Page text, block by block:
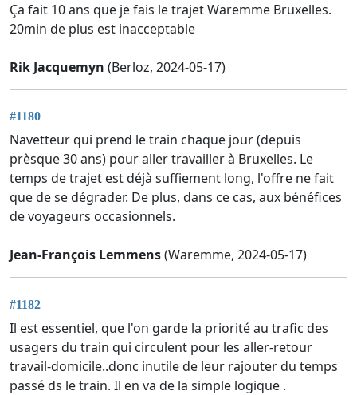
Ça fait 10 ans que je fais le trajet Waremme Bruxelles.
20min de plus est inacceptable
Rik Jacquemyn (Berloz, 2024-05-17)
#1180
Navetteur qui prend le train chaque jour (depuis
prèsque 30 ans) pour aller travailler à Bruxelles. Le
temps de trajet est déjà suffiement long, l'offre ne fait
que de se dégrader. De plus, dans ce cas, aux bénéfices
de voyageurs occasionnels.
Jean-François Lemmens(Waremme, 2024-05-17)
#1182
Il est essentiel, que l'on garde la priorité au trafic des
usagers du train qui circulent pour les aller-retour
travail-domicile..donc inutile de leur rajouter du temps
passé ds le train. Il en va de la simple logique .